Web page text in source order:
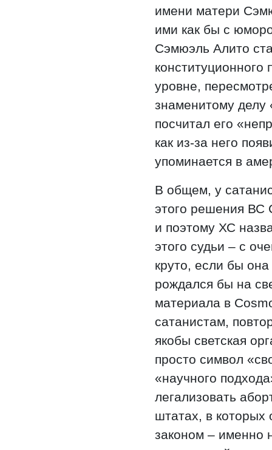
имени матери
ими как бы с
Сэмюэль Алито
уровне,
знаменитому делу
посчитал его
как из-за него
упоминается в
В общем, у
этого решения ВС
и поэтому ХС
этого судьи – с
круто, если бы
рождался бы на
материала в
сатанистам,
якобы светская
просто символ
«научного
легализовать
штатах, в которых
законом – именно